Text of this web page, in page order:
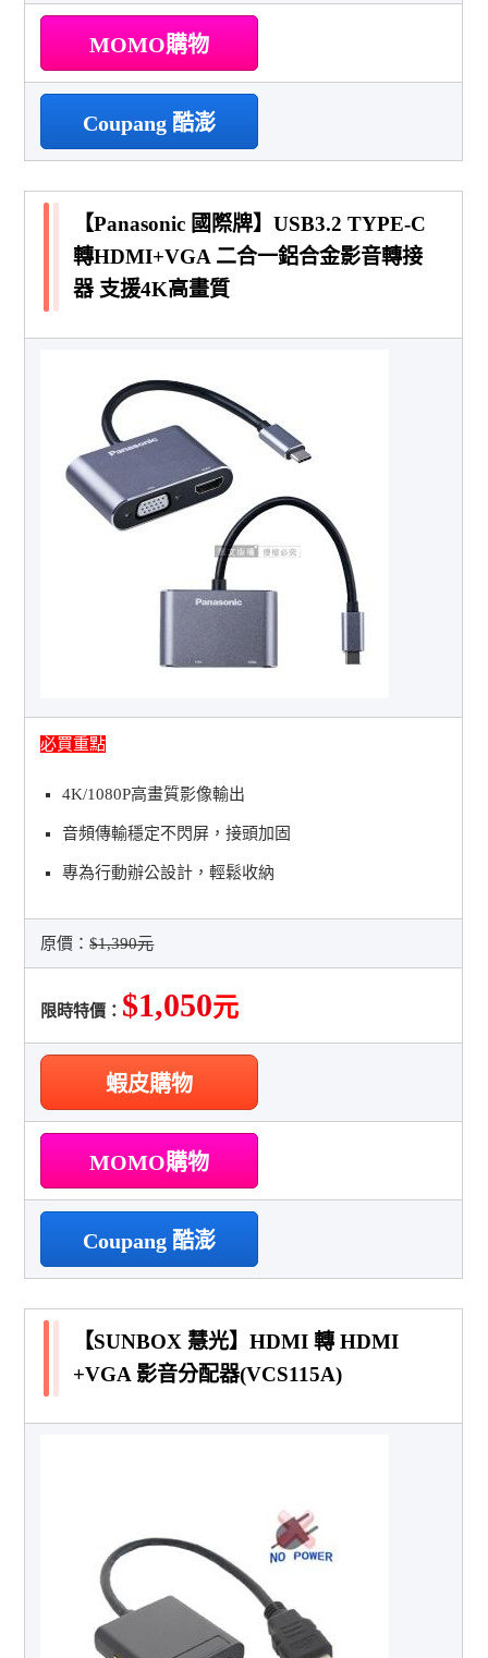
MOMO購物
Coupang 酷澎
【Panasonic 國際牌】USB3.2 TYPE-C
轉HDMI+VGA 二合一鋁合金影音轉接
器 支援4K高畫質
必買重點
4K/1080P高畫質影像輸出
音頻傳輸穩定不閃屏，接頭加固
專為行動辦公設計，輕鬆收納
原價：$1,390元
限時特價： $1,050元
蝦皮購物
MOMO購物
Coupang 酷澎
【SUNBOX 慧光】HDMI 轉 HDMI
+VGA 影音分配器(VCS115A)